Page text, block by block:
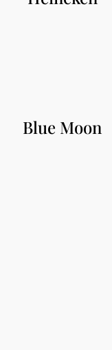
Blue Moon